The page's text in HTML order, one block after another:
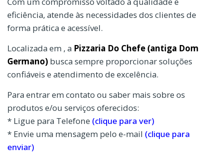
eficiência, atende às necessidades dos clientes de
forma prática e acessível.
Localizada em , a Pizzaria Do Chefe (antiga Dom
Germano) busca sempre proporcionar soluções
confiáveis e atendimento de excelência.
Para entrar em contato ou saber mais sobre os
produtos e/ou serviços oferecidos:
* Ligue para Telefone (clique para ver)
* Envie uma mensagem pelo e-mail (clique para
enviar)